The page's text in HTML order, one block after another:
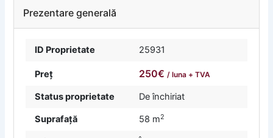
Prezentare generală
ID Proprietate 25931
Preț 250€ / luna + TVA
Status proprietate De închiriat
Suprafață 58 m2